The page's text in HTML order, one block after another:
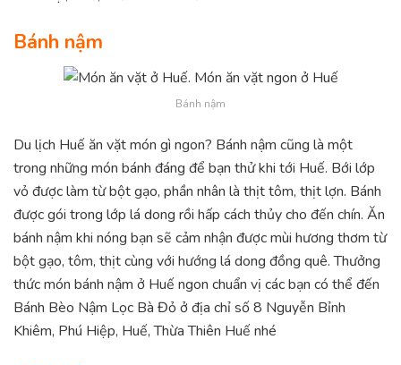
Bánh nậm
Bánh nậm
Du lịch Huế ăn vặt món gì ngon? Bánh nậm cũng là một
trong những món bánh đáng để bạn thử khi tới Huế. Bới lớp
vỏ được làm từ bột gạo, phần nhân là thịt tôm, thịt lợn. Bánh
được gói trong lớp lá dong rồi hấp cách thủy cho đến chín. Ăn
bánh nậm khi nóng bạn sẽ cảm nhận được mùi hương thơm từ
bột gạo, tôm, thịt cùng với hướng lá dong đồng quê. Thưởng
thức món bánh nậm ở Huế ngon chuẩn vị các bạn có thể đến
Bánh Bèo Nậm Lọc Bà Đỏ ở địa chỉ số 8 Nguyễn Bỉnh
Khiêm, Phú Hiệp, Huế, Thừa Thiên Huế nhé